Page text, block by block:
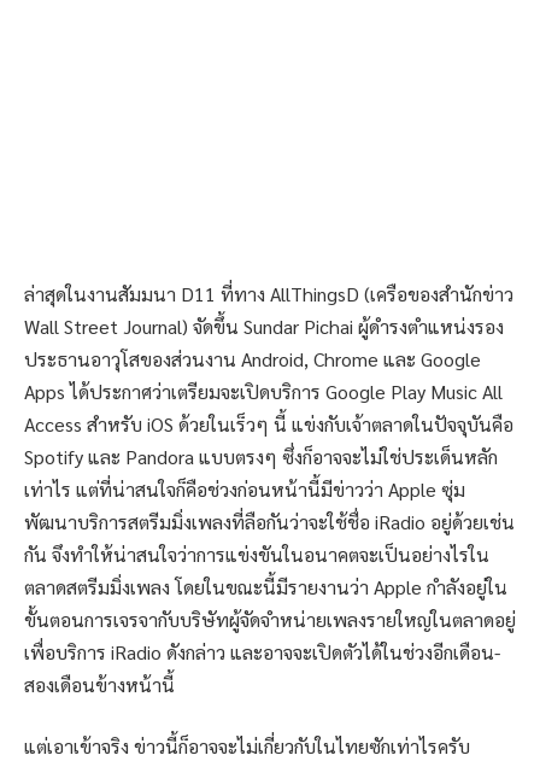
ล่าสุดในงานสัมมนา D11 ที่ทาง AllThingsD (เครือของสำนักข่าว
Wall Street Journal) จัดขึ้น Sundar Pichai ผู้ดำรงตำแหน่งรอง
ประธานอาวุโสของส่วนงาน Android, Chrome และ Google
Apps ได้ประกาศว่าเตรียมจะเปิดบริการ Google Play Music All
Access สำหรับ iOS ด้วยในเร็วๆ นี้ แข่งกับเจ้าตลาดในปัจจุบันคือ
Spotify และ Pandora แบบตรงๆ ซึ่งก็อาจจะไม่ใช่ประเด็นหลัก
เท่าไร แต่ที่น่าสนใจก็คือช่วงก่อนหน้านี้มีข่าวว่า Apple ซุ่ม
พัฒนาบริการสตรีมมิ่งเพลงที่ลือกันว่าจะใช้ชื่อ iRadio อยู่ด้วยเช่น
กัน จึงทำให้น่าสนใจว่าการแข่งขันในอนาคตจะเป็นอย่างไรใน
ตลาดสตรีมมิ่งเพลง โดยในขณะนี้มีรายงานว่า Apple กำลังอยู่ใน
ขั้นตอนการเจรจากับบริษัทผู้จัดจำหน่ายเพลงรายใหญ่ในตลาดอยู่
เพื่อบริการ iRadio ดังกล่าว และอาจจะเปิดตัวได้ในช่วงอีกเดือน-
สองเดือนข้างหน้านี้
แต่เอาเข้าจริง ข่าวนี้ก็อาจจะไม่เกี่ยวกับในไทยซักเท่าไรครับ